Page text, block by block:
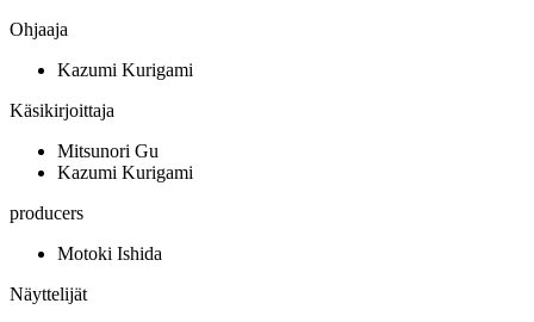
Ohjaaja
Kazumi Kurigami
Käsikirjoittaja
Mitsunori Gu
Kazumi Kurigami
producers
Motoki Ishida
Näyttelijät